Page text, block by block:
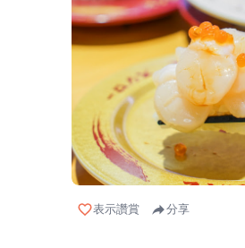
表示讚賞 分享